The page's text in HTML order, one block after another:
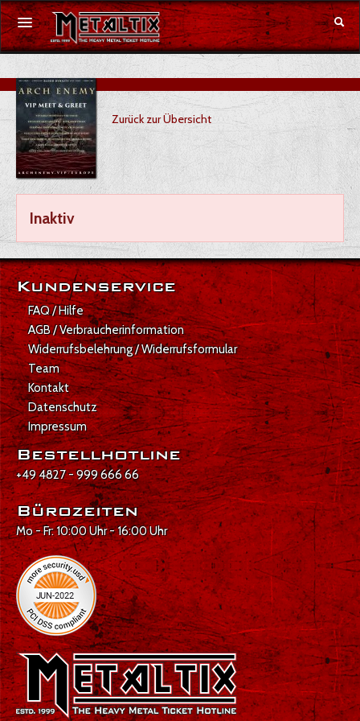
Konzerte
Festivals
Gutschein
Merchandise
DE|EN
Anmelden
Zurück zur Übersicht
Inaktiv
Kundenservice
FAQ / Hilfe
AGB / Verbraucherinformation
Widerrufsbelehrung / Widerrufsformular
Team
Kontakt
Datenschutz
Impressum
Bestellhotline
+49 4827 - 999 666 66
Bürozeiten
Mo - Fr: 10:00 Uhr - 16:00 Uhr